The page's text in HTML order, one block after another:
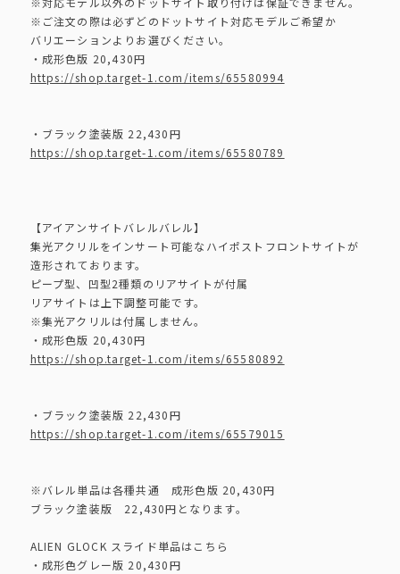
※ご注文の際は必ずどのドットサイト対応モデルご希望か
バリエーションよりお選びください。
・成形色版 20,430円
https://shop.target-1.com/items/65580994
・ブラック塗装版 22,430円
https://shop.target-1.com/items/65580789
【アイアンサイトバレルバレル】
集光アクリルをインサート可能なハイポストフロントサイトが
造形されております。
ピープ型、凹型2種類のリアサイトが付属
リアサイトは上下調整可能です。
※集光アクリルは付属しません。
・成形色版 20,430円
https://shop.target-1.com/items/65580892
・ブラック塗装版 22,430円
https://shop.target-1.com/items/65579015
※バレル単品は各種共通 成形色版 20,430円
ブラック塗装版 22,430円となります。
ALIEN GLOCK スライド単品はこちら
・成形色グレー版 20,430円